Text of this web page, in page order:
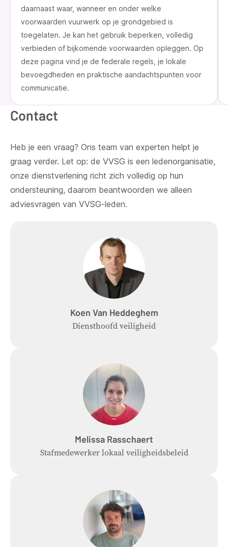
daarnaast waar, wanneer en onder welke
voorwaarden vuurwerk op je grondgebied is
toegelaten. Je kan het gebruik beperken, volledig
verbieden of bijkomende voorwaarden opleggen. Op
deze pagina vind je de federale regels, je lokale
bevoegdheden en praktische aandachtspunten voor
communicatie.
Contact
Heb je een vraag? Ons team van experten helpt je
graag verder. Let op: de VVSG is een ledenorganisatie,
onze dienstverlening richt zich volledig op hun
ondersteuning, daarom beantwoorden we alleen
adviesvragen van VVSG-leden.
Koen Van Heddeghem
Diensthoofd veiligheid
Melissa Rasschaert
Stafmedewerker lokaal veiligheidsbeleid